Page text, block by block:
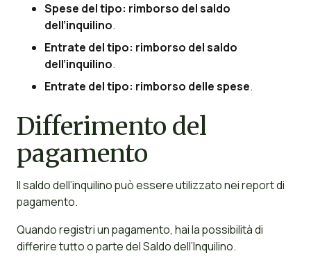
Spese del tipo: rimborso del saldo
dell’inquilino.
Entrate del tipo: rimborso del saldo
dell’inquilino.
Entrate del tipo: rimborso delle spese.
Differimento del
pagamento
Il saldo dell’inquilino può essere utilizzato nei report di
pagamento.
Quando registri un pagamento, hai la possibilità di
differire tutto o parte del Saldo dell’Inquilino.